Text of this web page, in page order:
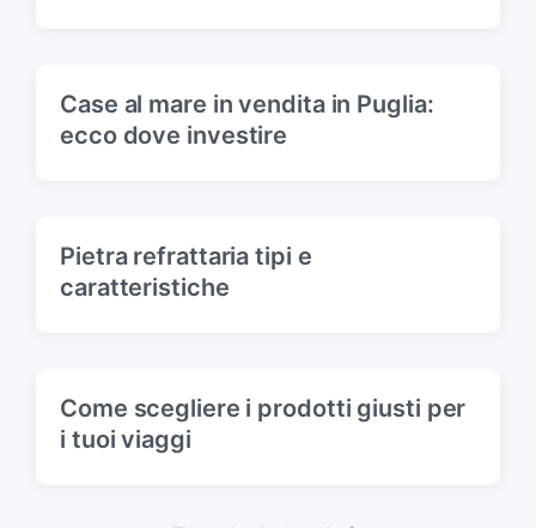
Case al mare in vendita in Puglia:
ecco dove investire
Pietra refrattaria tipi e
caratteristiche
Come scegliere i prodotti giusti per
i tuoi viaggi